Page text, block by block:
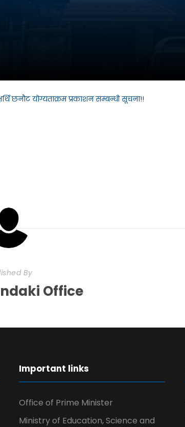
छनौट योग्यताक्रम प्रकाशन सम्बन्धी सूचना!!
By
Office
Important links
Office of Prime Minister
Ministry of Education, Science and